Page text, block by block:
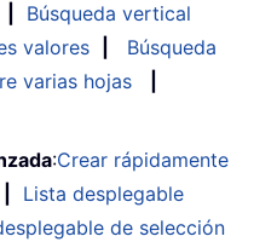
Búsqueda vertical
valores
Búsqueda
varias hojas
:Crear rápidamente
Lista desplegable
de selección